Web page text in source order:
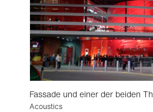
Fassade und einer der beiden
Acoustics